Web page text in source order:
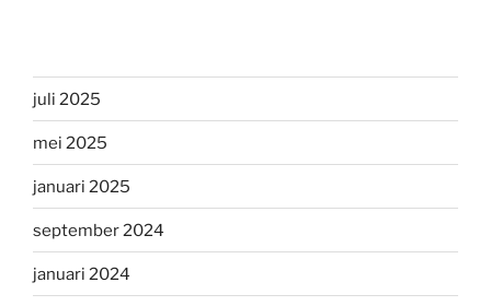
juli 2025
mei 2025
januari 2025
september 2024
januari 2024